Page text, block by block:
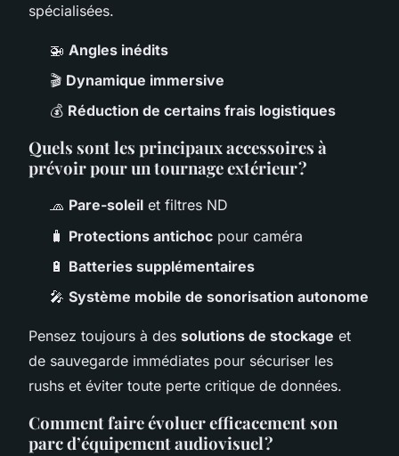
spécialisées.
🚁 Angles inédits
🎬 Dynamique immersive
💰 Réduction de certains frais logistiques
Quels sont les principaux accessoires à
prévoir pour un tournage extérieur ?
🧢 Pare-soleil et filtres ND
🧳 Protections antichoc pour caméra
🔋 Batteries supplémentaires
🎤 Système mobile de sonorisation autonome
Pensez toujours à des solutions de stockage et
de sauvegarde immédiates pour sécuriser les
rushs et éviter toute perte critique de données.
Comment faire évoluer efficacement son
parc d’équipement audiovisuel ?